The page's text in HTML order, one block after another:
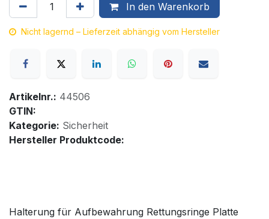
In den Warenkorb
Nicht lagernd – Lieferzeit abhängig vom Hersteller
Artikelnr.: 44506
GTIN:
Kategorie: Sicherheit
Hersteller Produktcode:
Halterung für Aufbewahrung Rettungsringe Platte